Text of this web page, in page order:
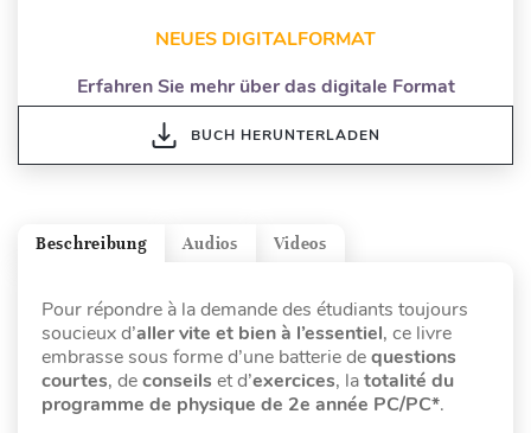
NEUES DIGITALFORMAT
Erfahren Sie mehr über das digitale Format
BUCH HERUNTERLADEN
Videos
Audios
Beschreibung
Pour répondre à la demande des étudiants toujours
soucieux d’aller vite et bien à l’essentiel, ce livre
embrasse sous forme d’une batterie dequestions
courtes, deconseils et d’exercices, latotalité du
programme de physique de 2e année PC/PC*.